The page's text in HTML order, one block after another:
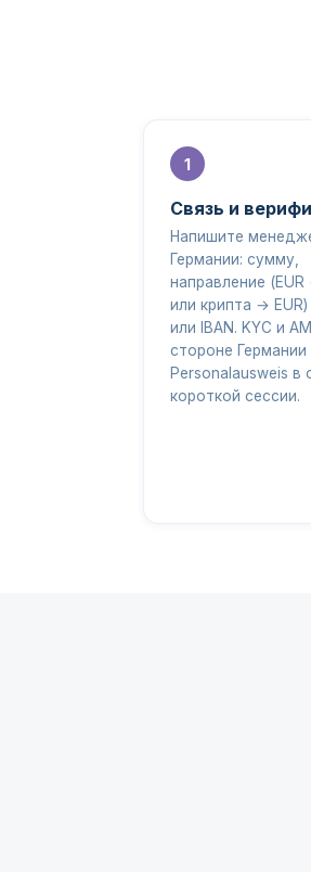
Связь и
Напишите
Германии: сумму,
направление
или крипта →
или IBAN. KYC и
стороне
Personalausweis в
короткой сессии.